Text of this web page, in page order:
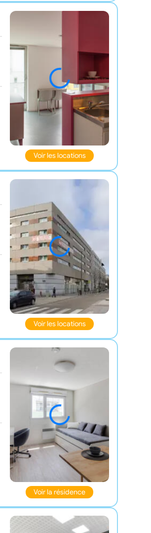
Voir les locations
Voir les locations
Voir la résidence